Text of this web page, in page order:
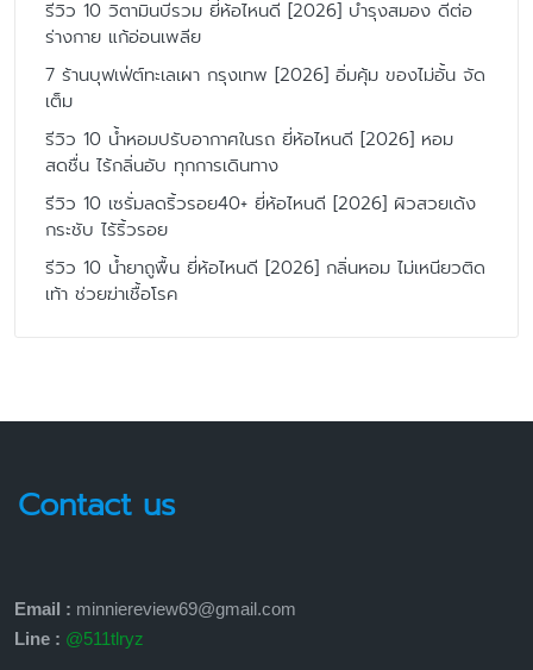
รีวิว 10 วิตามินบีรวม ยี่ห้อไหนดี [2026] บำรุงสมอง ดีต่อ
ร่างกาย แก้อ่อนเพลีย
7 ร้านบุฟเฟ่ต์ทะเลเผา กรุงเทพ [2026] อิ่มคุ้ม ของไม่อั้น จัด
เต็ม
รีวิว 10 น้ำหอมปรับอากาศในรถ ยี่ห้อไหนดี [2026] หอม
สดชื่น ไร้กลิ่นอับ ทุกการเดินทาง
รีวิว 10 เซรั่มลดริ้วรอย40+ ยี่ห้อไหนดี [2026] ผิวสวยเด้ง
กระชับ ไร้ริ้วรอย
รีวิว 10 น้ำยาถูพื้น ยี่ห้อไหนดี [2026] กลิ่นหอม ไม่เหนียวติด
เท้า ช่วยฆ่าเชื้อโรค
Contact us
Email : minniereview69@gmail.com
Line : @511tlryz